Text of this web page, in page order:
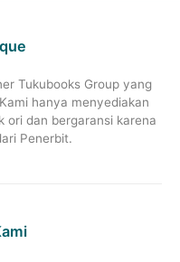
Tukubooks Group yang
hanya menyediakan
ori dan bergaransi karena
Penerbit.